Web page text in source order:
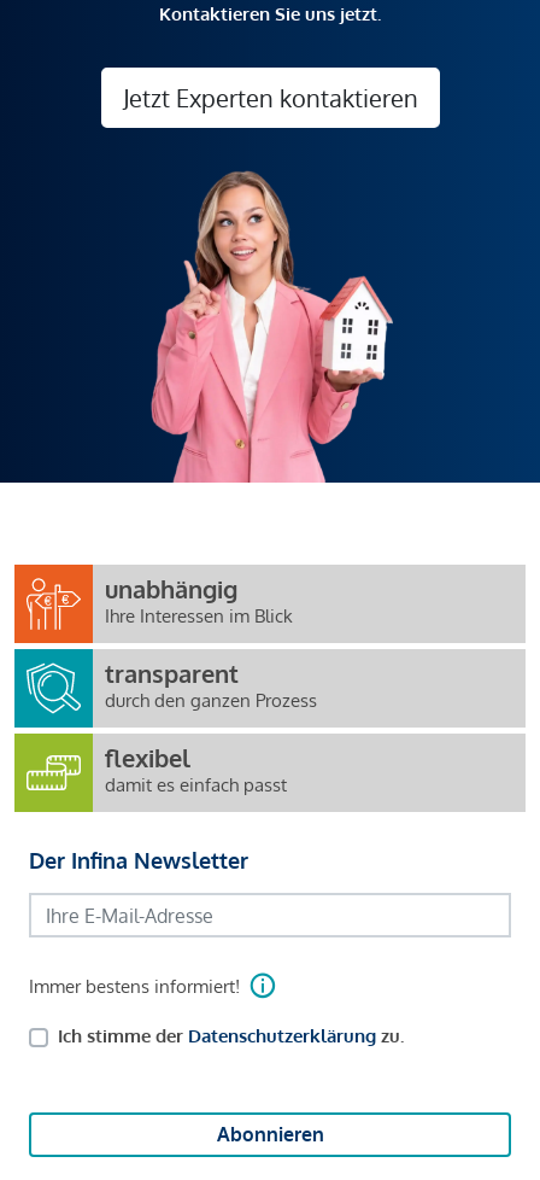
Kontaktieren Sie uns jetzt.
Jetzt Experten kontaktieren
unabhängig
Ihre Interessen im Blick
transparent
durch den ganzen Prozess
flexibel
damit es einfach passt
Der Infina Newsletter
Immer bestens informiert!
Ich stimme der Datenschutzerklärung zu.
Abonnieren